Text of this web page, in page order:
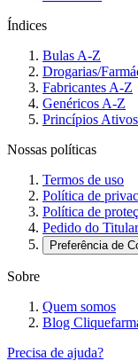
Índices
Bulas A-Z
Drogarias/
Fabricantes A-Z
Genéricos A-Z
Princípios
Nossas políticas
Termos de uso
Política de
Política de
Pedido do Titular
Preferência de
Sobre
Quem somos
Blog
Precisa de ajuda?